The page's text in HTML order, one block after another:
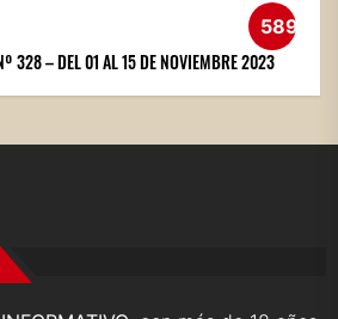
589
328 – DEL 01 AL 15 DE NOVIEMBRE 2023